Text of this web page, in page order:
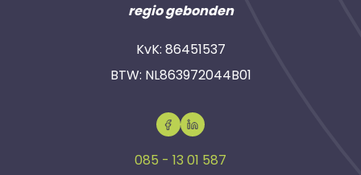
regio gebonden
KvK: 86451537
BTW: NL863972044B01
085 - 13 01 587